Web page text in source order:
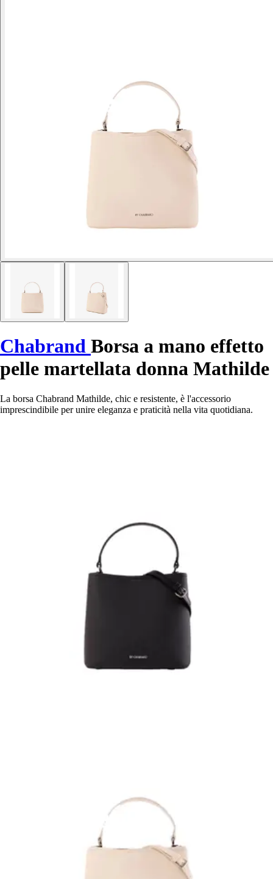
Chabrand Borsa a mano effetto
pelle martellata donna Mathilde
La borsa Chabrand Mathilde, chic e resistente, è l'accessorio
imprescindibile per unire eleganza e praticità nella vita quotidiana.